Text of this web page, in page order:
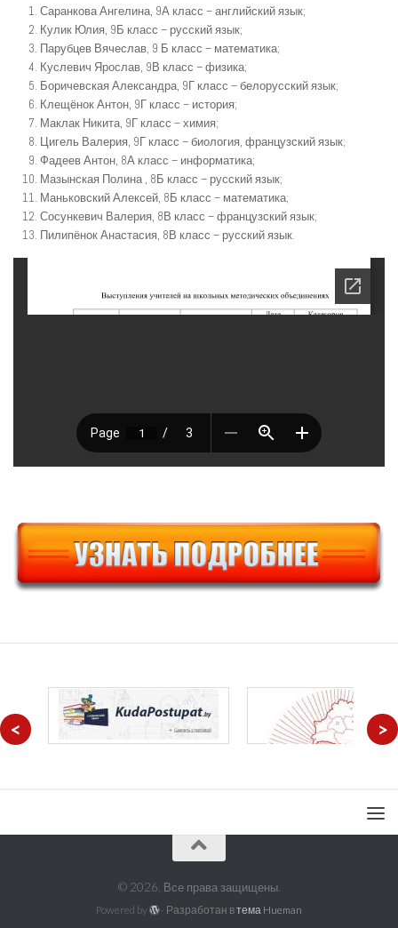
Саранкова Ангелина, 9А класс – английский язык;
Кулик Юлия, 9Б класс – русский язык;
Парубцев Вячеслав, 9 Б класс – математика;
Куслевич Ярослав, 9В класс – физика;
Боричевская Александра, 9Г класс – белорусский язык;
Клещёнок Антон, 9Г класс – история;
Маклак Никита, 9Г класс – химия;
Цигель Валерия, 9Г класс – биология, французский язык;
Фадеев Антон, 8А класс – информатика;
Мазынская Полина , 8Б класс – русский язык;
Маньковский Алексей, 8Б класс – математика;
Сосункевич Валерия, 8В класс – французский язык;
Пилипёнок Анастасия, 8В класс – русский язык.
< >
© 2026. Все права защищены.
Powered by - Разработан втема Hueman